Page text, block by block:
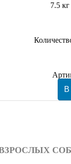
7.5 кг
ВЗРОСЛЫХ